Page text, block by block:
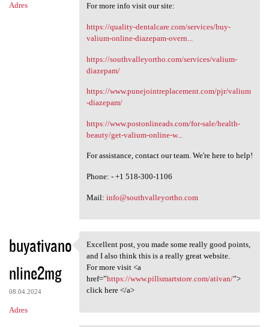
Adres For more info visit our site:
https://quality-dentalcare.com/services/buy-
valium-online-diazepam-overn...
https://southvalleyortho.com/services/valium-
diazepam/
https://www.punejointreplacement.com/pjr/valium
-diazepam/
https://www.postonlineads.com/for-sale/health-
beauty/get-valium-online-w...
For assistance, contact our team. We're here to help!
Phone: - +1 518-300-1106
Mail: info@southvalleyortho.com
buyativano
nline2mg
08.04.2024
Adres
Excellent post, you made some
Excellent post, you made some really good points,
and I also think this is a really great website.
For more visit <a
href=”https://www.pillsmartstore.com/ativan/”>
click here </a>